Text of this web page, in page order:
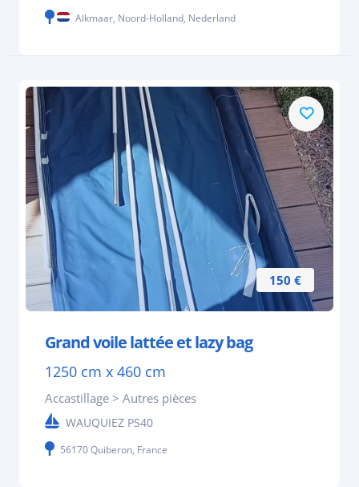
Alkmaar, Noord-Holland, Nederland
150 €
Grand voile lattée et lazy bag
1250 cm x 460 cm
Accastillage > Autres pièces
WAUQUIEZ PS40
56170 Quiberon, France